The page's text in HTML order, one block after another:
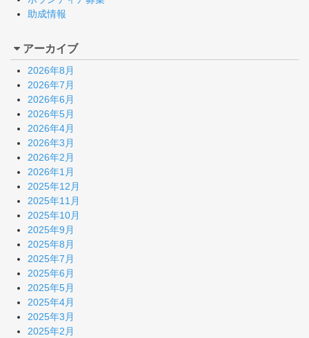
助成情報
アーカイブ
2026年8月
2026年7月
2026年6月
2026年5月
2026年4月
2026年3月
2026年2月
2026年1月
2025年12月
2025年11月
2025年10月
2025年9月
2025年8月
2025年7月
2025年6月
2025年5月
2025年4月
2025年3月
2025年2月